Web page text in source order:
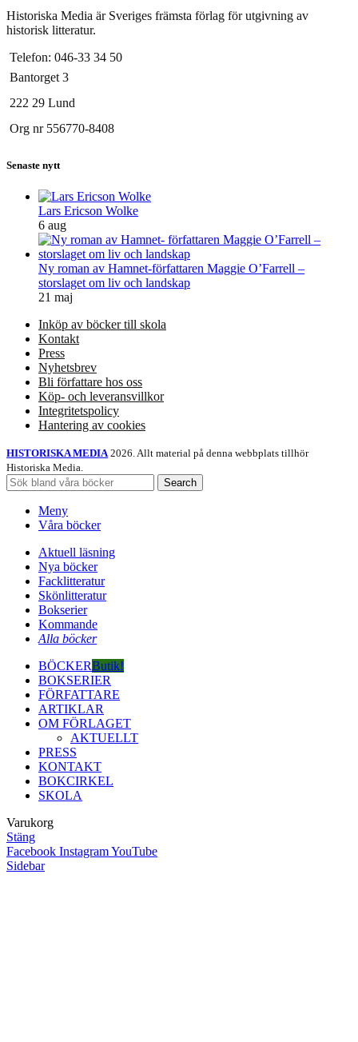
Historiska Media är Sveriges främsta förlag för utgivning av
historisk litteratur.
Telefon: 046-33 34 50
Bantorget 3
222 29 Lund
Org nr 556770-8408
Senaste nytt
Lars Ericson Wolke
6 aug
Ny roman av Hamnet-författaren Maggie O’Farrell –
storslaget om liv och landskap
21 maj
Inköp av böcker till skola
Kontakt
Press
Nyhetsbrev
Bli författare hos oss
Köp- och leveransvillkor
Integritetspolicy
Hantering av cookies
HISTORISKA MEDIA2026. Allt material på denna webbplats tillhör
Historiska Media.
Search
Meny
Våra böcker
Aktuell läsning
Nya böcker
Facklitteratur
Skönlitteratur
Bokserier
Kommande
Alla böcker
BÖCKERButik!
BOKSERIER
FÖRFATTARE
ARTIKLAR
OM FÖRLAGET
AKTUELLT
PRESS
KONTAKT
BOKCIRKEL
SKOLA
Varukorg
Stäng
Facebook InstagramYouTube
Sidebar